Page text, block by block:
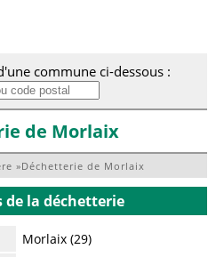
commune ci-dessous :
de Morlaix
»Déchetterie de Morlaix
de la déchetterie
Morlaix (29)